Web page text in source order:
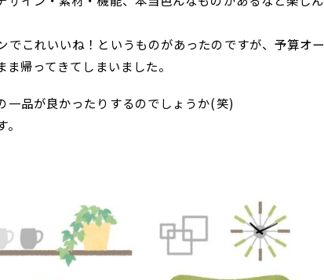
でこれいいね！というものがあったのですが、予算オー
帰ってきてしまいました。
一品が良かったりするのでしょうか(笑)